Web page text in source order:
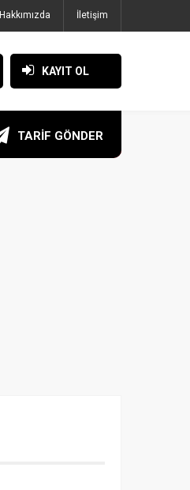
Hakkımızda İletişim
KAYIT OL
TARİF GÖNDER